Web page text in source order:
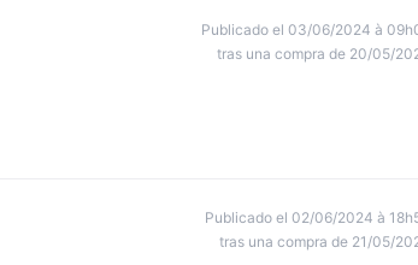
Publicado el 03/06/2024 à
tras una compra de 20/05/
Publicado el 02/06/2024 à
tras una compra de 21/05/